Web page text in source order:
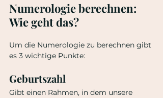
Numerologie berechnen:
Wie geht das?
Um die Numerologie zu berechnen gibt
es 3 wichtige Punkte:
Geburtszahl
Gibt einen Rahmen, in dem unsere